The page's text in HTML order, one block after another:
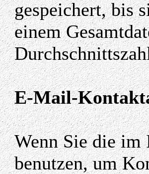
gespeichert, bis
einem
E-Mail-
Wenn Sie die
benutzen, um